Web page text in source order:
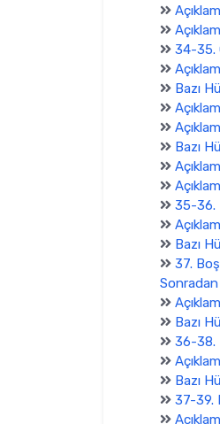
34-35.
Bazı
Bazı
35-36.
Bazı
37.
Bazı
36-38.
Bazı
37-39.